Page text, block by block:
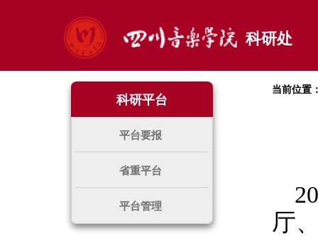
科研处
科研平台
平台要报
省重平台
平台管理
当前位置
厅